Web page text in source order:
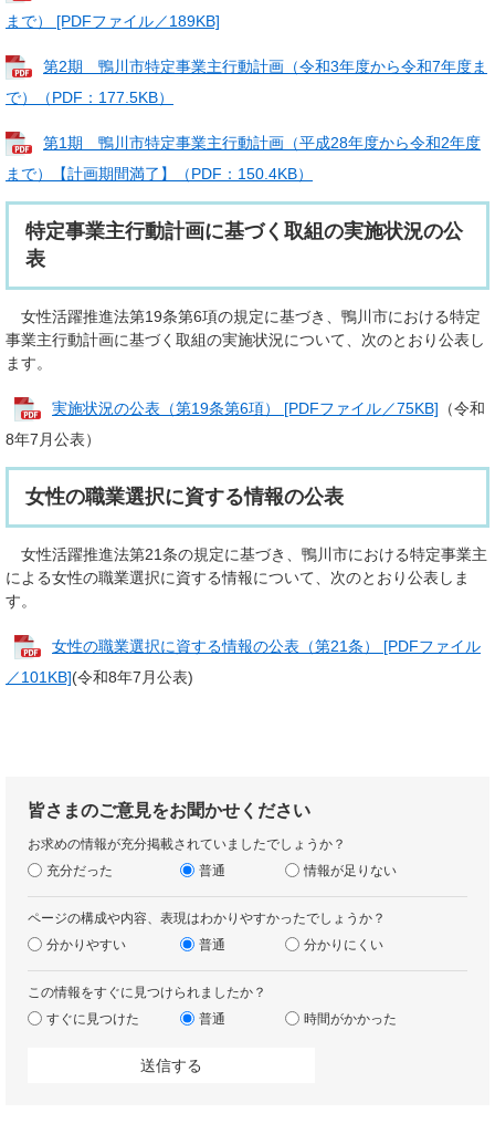
まで） [PDFファイル／189KB]
第2期 鴨川市特定事業主行動計画（令和3年度から令和7年度ま
で）（PDF：177.5KB）
第1期 鴨川市特定事業主行動計画（平成28年度から令和2年度
まで）【計画期間満了】（PDF：150.4KB）
特定事業主行動計画に基づく取組の実施状況の公
表
女性活躍推進法第19条第6項の規定に基づき、鴨川市における特定
事業主行動計画に基づく取組の実施状況について、次のとおり公表し
ます。
実施状況の公表（第19条第6項） [PDFファイル／75KB] （令和
8年7月公表）
女性の職業選択に資する情報の公表
女性活躍推進法第21条の規定に基づき、鴨川市における特定事業主
による女性の職業選択に資する情報について、次のとおり公表しま
す。
女性の職業選択に資する情報の公表（第21条） [PDFファイル
／101KB](令和8年7月公表)
皆さまのご意見をお聞かせください
お求めの情報が充分掲載されていましたでしょうか？
充分だった
普通 情報が足りない
ページの構成や内容、表現はわかりやすかったでしょうか？
分かりやすい
普通 分かりにくい
この情報をすぐに見つけられましたか？
すぐに見つけた
普通 時間がかかった